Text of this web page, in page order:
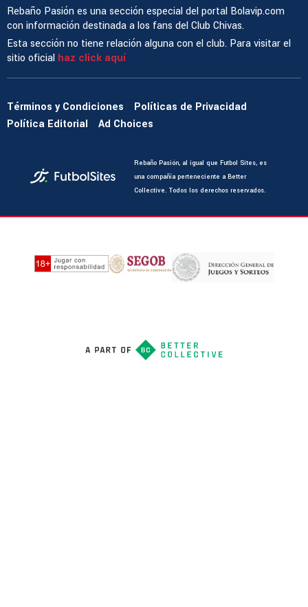
Rebaño Pasión es una sección especial del portal Bolavip.com
con información destinada a los fans del Club Chivas.
Esta sección no tiene relación alguna con el club. Para visitar el
sitio oficial haz click aquí
Términos y Condiciones
Políticas de Privacidad
Política Editorial
Ad Choices
Rebaño Pasión, al igual que Futbol Sites, es
una compañía perteneciente a Better
Collective. Todos los derechos reservados.